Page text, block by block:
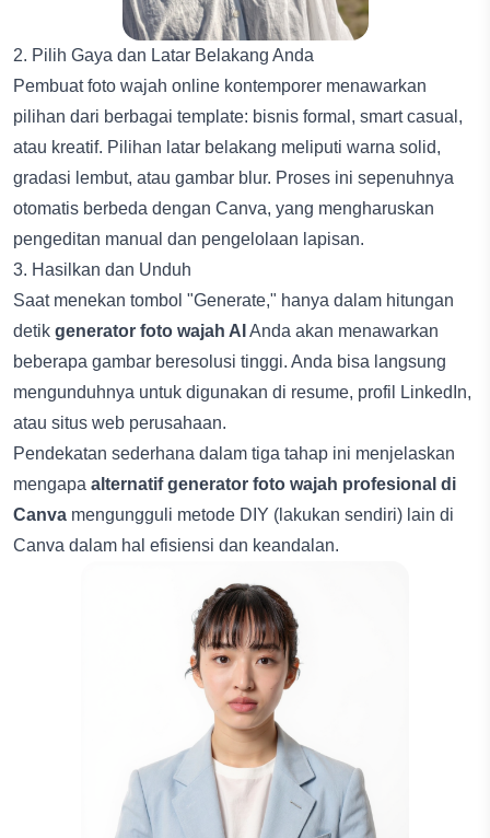
2. Pilih Gaya dan Latar Belakang Anda
Pembuat foto wajah online kontemporer menawarkan
pilihan dari berbagai template: bisnis formal, smart casual,
atau kreatif. Pilihan latar belakang meliputi warna solid,
gradasi lembut, atau gambar blur. Proses ini sepenuhnya
otomatis berbeda dengan Canva, yang mengharuskan
pengeditan manual dan pengelolaan lapisan.
3. Hasilkan dan Unduh
Saat menekan tombol "Generate," hanya dalam hitungan
detik generator foto wajah AI Anda akan menawarkan
beberapa gambar beresolusi tinggi. Anda bisa langsung
mengunduhnya untuk digunakan di resume, profil LinkedIn,
atau situs web perusahaan.
Pendekatan sederhana dalam tiga tahap ini menjelaskan
mengapa alternatif generator foto wajah profesional di
Canva mengungguli metode DIY (lakukan sendiri) lain di
Canva dalam hal efisiensi dan keandalan.